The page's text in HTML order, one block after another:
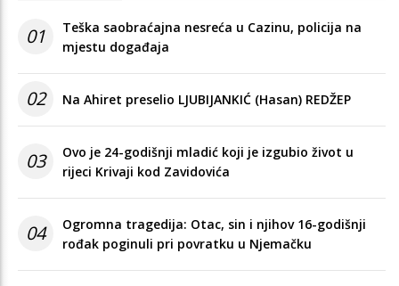
01
Teška saobraćajna nesreća u Cazinu, policija na
mjestu događaja
02 Na Ahiret preselio LJUBIJANKIĆ (Hasan) REDŽEP
03
Ovo je 24-godišnji mladić koji je izgubio život u
rijeci Krivaji kod Zavidovića
04
Ogromna tragedija: Otac, sin i njihov 16-godišnji
rođak poginuli pri povratku u Njemačku